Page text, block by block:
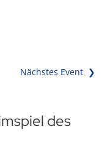
Nächstes Event ❯
des